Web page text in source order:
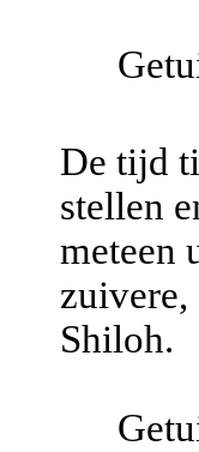
De tijd
stellen
meteen
Shiloh.